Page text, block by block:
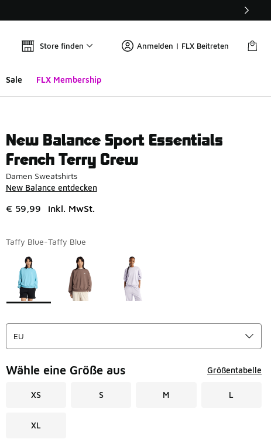
Store finden Anmelden | FLX Beitreten
Sale FLX Membership
New Balance Sport Essentials
French Terry Crew
Damen Sweatshirts
New Balance entdecken
€ 59,99 inkl. MwSt.
Taffy Blue-Taffy Blue
Seite 1 von 1 zeigt die Farben 1 bis 3 von 3 an.
Bitte wählen Sie einen Stil aus
Wähle eine Größe aus Größentabelle
XS S M L
XL